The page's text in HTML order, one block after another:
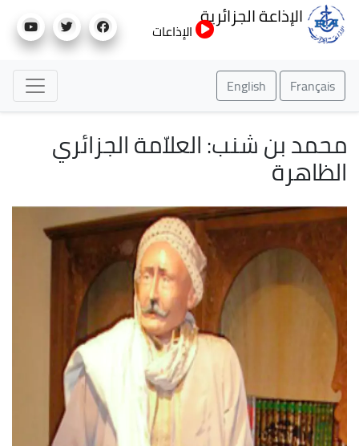
إلى
الإذاعة الجزائرية
الإذاعات
Français
English
محمد بن شنب: العلاّمة الجزائري
الظاهرة